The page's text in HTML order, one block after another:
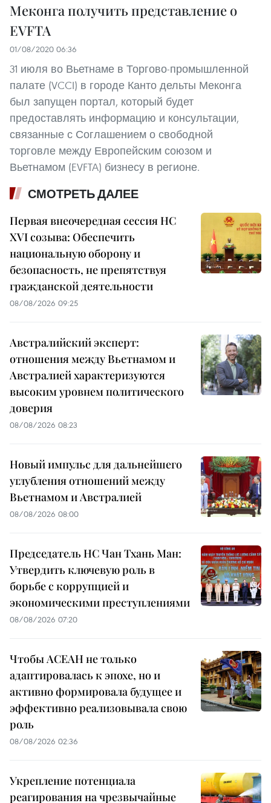
Меконга получить представление о
EVFTA
01/08/2020 06:36
31 июля во Вьетнаме в Торгово-промышленной
палате (VCCI) в городе Канто дельты Меконга
был запущен портал, который будет
предоставлять информацию и консультации,
связанные с Соглашением о свободной
торговле между Европейским союзом и
Вьетнамом (EVFTA) бизнесу в регионе.
СМОТРЕТЬ ДАЛЕЕ
Первая внеочередная сессия НС
XVI созыва: Обеспечить
национальную оборону и
безопасность, не препятствуя
гражданской деятельности
08/08/2026 09:25
Австралийский эксперт:
отношения между Вьетнамом и
Австралией характеризуются
высоким уровнем политического
доверия
08/08/2026 08:23
Новый импульс для дальнейшего
углубления отношений между
Вьетнамом и Австралией
08/08/2026 08:00
Председатель НС Чан Тхань Ман:
Утвердить ключевую роль в
борьбе с коррупцией и
экономическими преступлениями
08/08/2026 07:20
Чтобы АСЕАН не только
адаптировалась к эпохе, но и
активно формировала будущее и
эффективно реализовывала свою
роль
08/08/2026 02:36
Укрепление потенциала
реагирования на чрезвычайные